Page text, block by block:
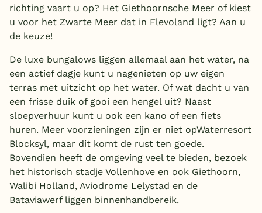
richting vaart u op? Het Giethoornsche Meer of kiest
u voor het Zwarte Meer dat in Flevoland ligt? Aan u
de keuze!
De luxe bungalows liggen allemaal aan het water, na
een actief dagje kunt u nagenieten op uw eigen
terras met uitzicht op het water. Of wat dacht u van
een frisse duik of gooi een hengel uit? Naast
sloepverhuur kunt u ook een kano of een fiets
huren. Meer voorzieningen zijn er niet opWaterresort
Blocksyl, maar dit komt de rust ten goede.
Bovendien heeft de omgeving veel te bieden, bezoek
het historisch stadje Vollenhove en ook Giethoorn,
Walibi Holland, Aviodrome Lelystad en de
Bataviawerf liggen binnenhandbereik.